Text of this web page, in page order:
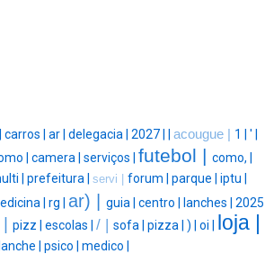
carros | ar | delegacia | 2027 | acougue | 1 | ' |
| camera | serviços | futebol | como, |
| prefeitura | servi | forum | parque | iptu |
| rg | ar) | guia | centro | lanches | 2025
pizz | escolas | / | sofa | pizza | ) | oi | loja |
lanche | psico | medico |